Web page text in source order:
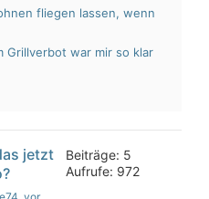
fliegen lassen, wenn
Grillverbot war mir so klar
jetzt
Beiträge: 5
Aufrufe: 972